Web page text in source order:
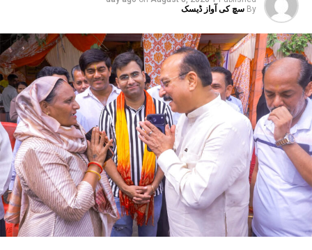
By سچ کی آواز ڈیسک